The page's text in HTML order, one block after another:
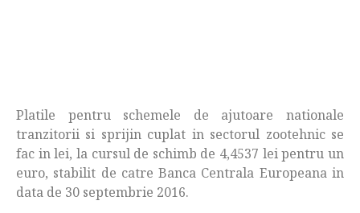
Platile pentru schemele de ajutoare nationale
tranzitorii si sprijin cuplat in sectorul zootehnic se
fac in lei, la cursul de schimb de 4,4537 lei pentru un
euro, stabilit de catre Banca Centrala Europeana in
data de 30 septembrie 2016.